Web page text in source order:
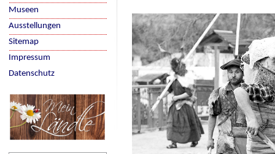
Museen
Ausstellungen
Sitemap
Impressum
Datenschutz